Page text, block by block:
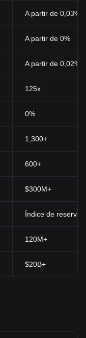
A partir de 0,03%
A partir de 0%
A partir de 0,02%
125x
0%
1,300+
600+
$300M+
Índice de
120M+
$20B+